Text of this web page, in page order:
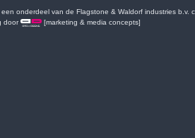
onderdeel van de Flagstone & Waldorf industries b.v.
door
[marketing & media concepts]